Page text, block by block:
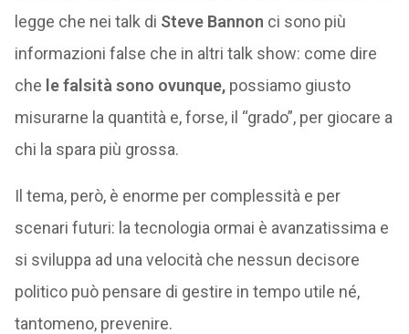
legge che nei talk di Steve Bannon ci sono più
informazioni false che in altri talk show: come dire
che le falsità sono ovunque,possiamo giusto
misurarne la quantità e, forse, il “grado”, per giocare a
chi la spara più grossa.
Il tema, però, è enorme per complessità e per
scenari futuri: la tecnologia ormai è avanzatissima e
si sviluppa ad una velocità che nessun decisore
politico può pensare di gestire in tempo utile né,
tantomeno, prevenire.